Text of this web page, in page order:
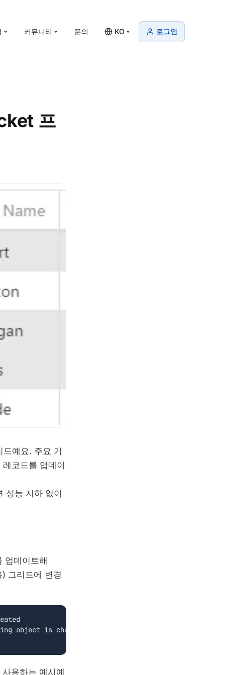
커뮤니티 문의 KO 로그인
프
예요. 주요 기
코드를 업데이
성능 저하 없이
업데이트해
그리드에 변경
object is changed
용하는 예시예